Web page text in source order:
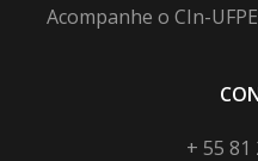
Acompanhe o CIn-
+ 55 81